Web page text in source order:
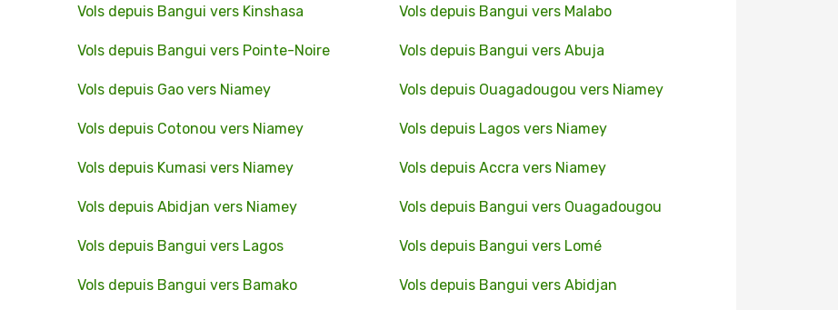
Vols depuis Bangui vers Kinshasa Vols depuis Bangui vers Malabo
Vols depuis Bangui vers Pointe-Noire Vols depuis Bangui vers Abuja
Vols depuis Gao vers Niamey Vols depuis Ouagadougou vers Niamey
Vols depuis Cotonou vers Niamey Vols depuis Lagos vers Niamey
Vols depuis Kumasi vers Niamey Vols depuis Accra vers Niamey
Vols depuis Abidjan vers Niamey Vols depuis Bangui vers Ouagadougou
Vols depuis Bangui vers Lagos Vols depuis Bangui vers Lomé
Vols depuis Bangui vers Bamako Vols depuis Bangui vers Abidjan